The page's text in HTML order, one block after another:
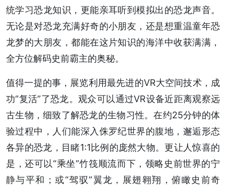
统学习恐龙知识，更能亲耳听到模拟出的恐龙声音。
无论是对恐龙充满好奇的小朋友，还是想重温童年恐
龙梦的大朋友，都能在这片知识的海洋中收获满满，
全方位解码史前霸主的奥秘。
值得一提的事，展览利用最先进的VR大空间技术，成
功“复活”了恐龙。观众可以通过VR设备近距离观察远
古生物，细致了解恐龙的生物习性。在约25分钟的体
验过程中，人们能深入侏罗纪世界的腹地，邂逅形态
各异的恐龙，目睹1:1比例的庞然大物。更让人惊喜的
是，还可以“乘坐”竹筏顺流而下，领略史前世界的宁
静与平和；或“驾驭”翼龙，展翅翱翔，俯瞰史前奇